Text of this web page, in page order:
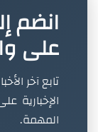
انضم
على
تابع آخر
المهمة.